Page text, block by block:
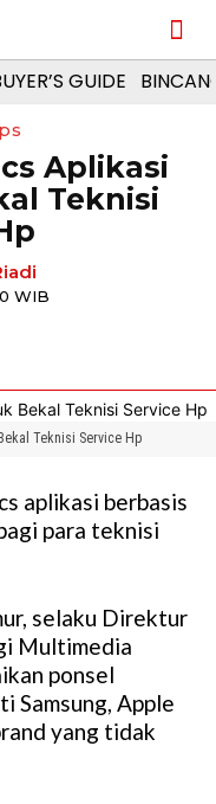
GUIDE
Aplikasi
Teknisi
WIB
Teknisi Service Hp
aplikasi berbasis
para teknisi
selaku Direktur
Multimedia
ponsel
Samsung, Apple
yang tidak